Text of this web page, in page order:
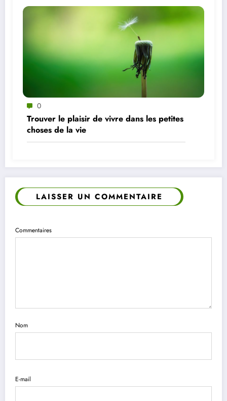
0
Trouver le plaisir de vivre dans les petites
choses de la vie
LAISSER UN COMMENTAIRE
Commentaires
Nom
E-mail